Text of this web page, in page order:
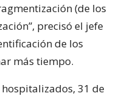
(de los
precisó el jefe
de los
más tiempo.
31 de